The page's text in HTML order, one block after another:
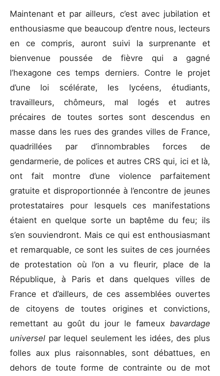
Maintenant et par ailleurs, c’est avec jubilation et
enthousiasme que beaucoup d’entre nous, lecteurs
en ce compris, auront suivi la surprenante et
bienvenue poussée de fièvre qui a gagné
l’hexagone ces temps derniers. Contre le projet
d’une loi scélérate, les lycéens, étudiants,
travailleurs, chômeurs, mal logés et autres
précaires de toutes sortes sont descendus en
masse dans les rues des grandes villes de France,
quadrillées par d’innombrables forces de
gendarmerie, de polices et autres CRS qui, ici et là,
ont fait montre d’une violence parfaitement
gratuite et disproportionnée à l’encontre de jeunes
protestataires pour lesquels ces manifestations
étaient en quelque sorte un baptême du feu; ils
s’en souviendront. Mais ce qui est enthousiasmant
et remarquable, ce sont les suites de ces journées
de protestation où l’on a vu fleurir, place de la
République, à Paris et dans quelques villes de
France et d’ailleurs, de ces assemblées ouvertes
de citoyens de toutes origines et convictions,
remettant au goût du jour le fameux bavardage
universel par lequel seulement les idées, des plus
folles aux plus raisonnables, sont débattues, en
dehors de toute forme de contrainte ou de mot